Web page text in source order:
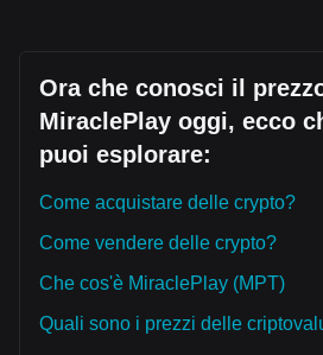
Ora che conosci il
MiraclePlay oggi, ecco
puoi esplorare:
Come acquistare delle crypto?
Come vendere delle crypto?
Che cos'è MiraclePlay (MPT)
Quali sono i prezzi delle